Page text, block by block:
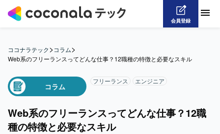
会員登録
ココナラテック> コラム>
Web系のフリーランスってどんな仕事？12職種の特徴と必要なスキル
コラム
フリーランス エンジニア
Web系のフリーランスってどんな仕事？12職
種の特徴と必要なスキル